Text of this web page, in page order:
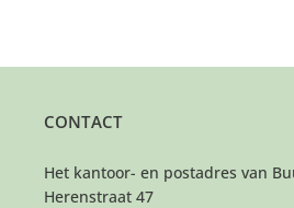
CONTACT
Het kantoor- en postadres van
Herenstraat 47